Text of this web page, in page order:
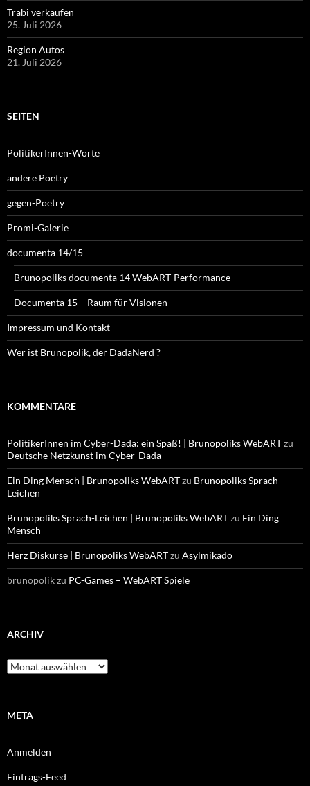
Trabi verkaufen
25. Juli 2026
Region Autos
21. Juli 2026
SEITEN
PolitikerInnen-Worte
andere Poetry
gegen-Poetry
Promi-Galerie
documenta 14/15
Brunopoliks documenta 14 WebART-Performance
Documenta 15 – Raum für Visionen
Impressum und Kontakt
Wer ist Brunopolik, der DadaNerd ?
KOMMENTARE
PolitikerInnen im Cyber-Dada: ein Spaß! | Brunopoliks WebARTzu
Deutsche Netzkunst im Cyber-Dada
Ein Ding Mensch | Brunopoliks WebARTzu Brunopoliks Sprach-
Leichen
Brunopoliks Sprach-Leichen | Brunopoliks WebARTzu Ein Ding
Mensch
Herz Diskurse | Brunopoliks WebARTzu Asylmikado
brunopolikzu PC-Games – WebART Spiele
ARCHIV
Archiv
META
Anmelden
Eintrags-Feed